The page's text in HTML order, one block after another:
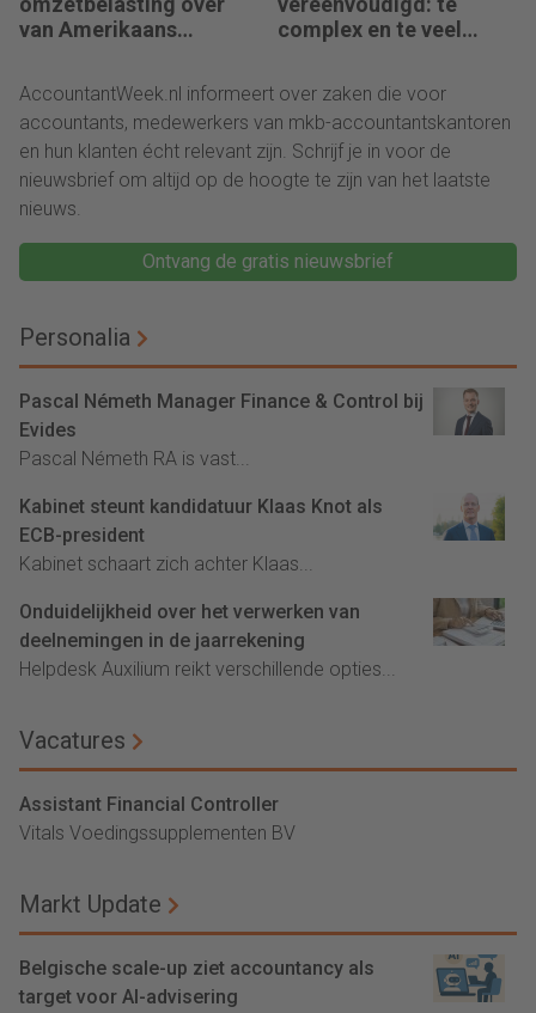
van Amerikaans
complex en te veel
AccountantWeek.nl informeert over zaken die voor
accountants, medewerkers van mkb-accountantskantoren
en hun klanten écht relevant zijn. Schrijf je in voor de
nieuwsbrief om altijd op de hoogte te zijn van het laatste
nieuws.
Ontvang de gratis nieuwsbrief
Personalia
Pascal Németh Manager Finance & Control bij
Evides
Pascal Németh RA is vast...
Kabinet steunt kandidatuur Klaas Knot als
ECB-president
Kabinet schaart zich achter Klaas...
Onduidelijkheid over het verwerken van
deelnemingen in de jaarrekening
Helpdesk Auxilium reikt verschillende opties...
Vacatures
Assistant Financial Controller
Vitals Voedingssupplementen BV
Markt Update
Belgische scale-up ziet accountancy als
target voor AI-advisering